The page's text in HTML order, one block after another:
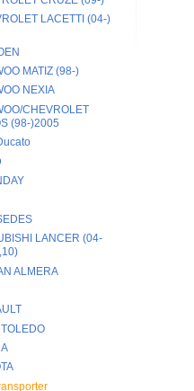
LACETTI (04-)
MATIZ (98-)
NEXIA
CHEVROLET
(98-)2005
LANCER (04-
ALMERA